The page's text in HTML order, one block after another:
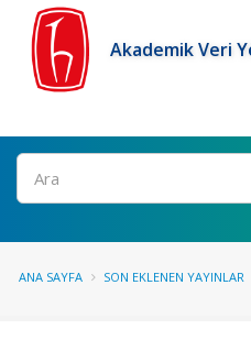
Akademik Veri
Ara
ANA SAYFA SON EKLENEN YAYINLAR